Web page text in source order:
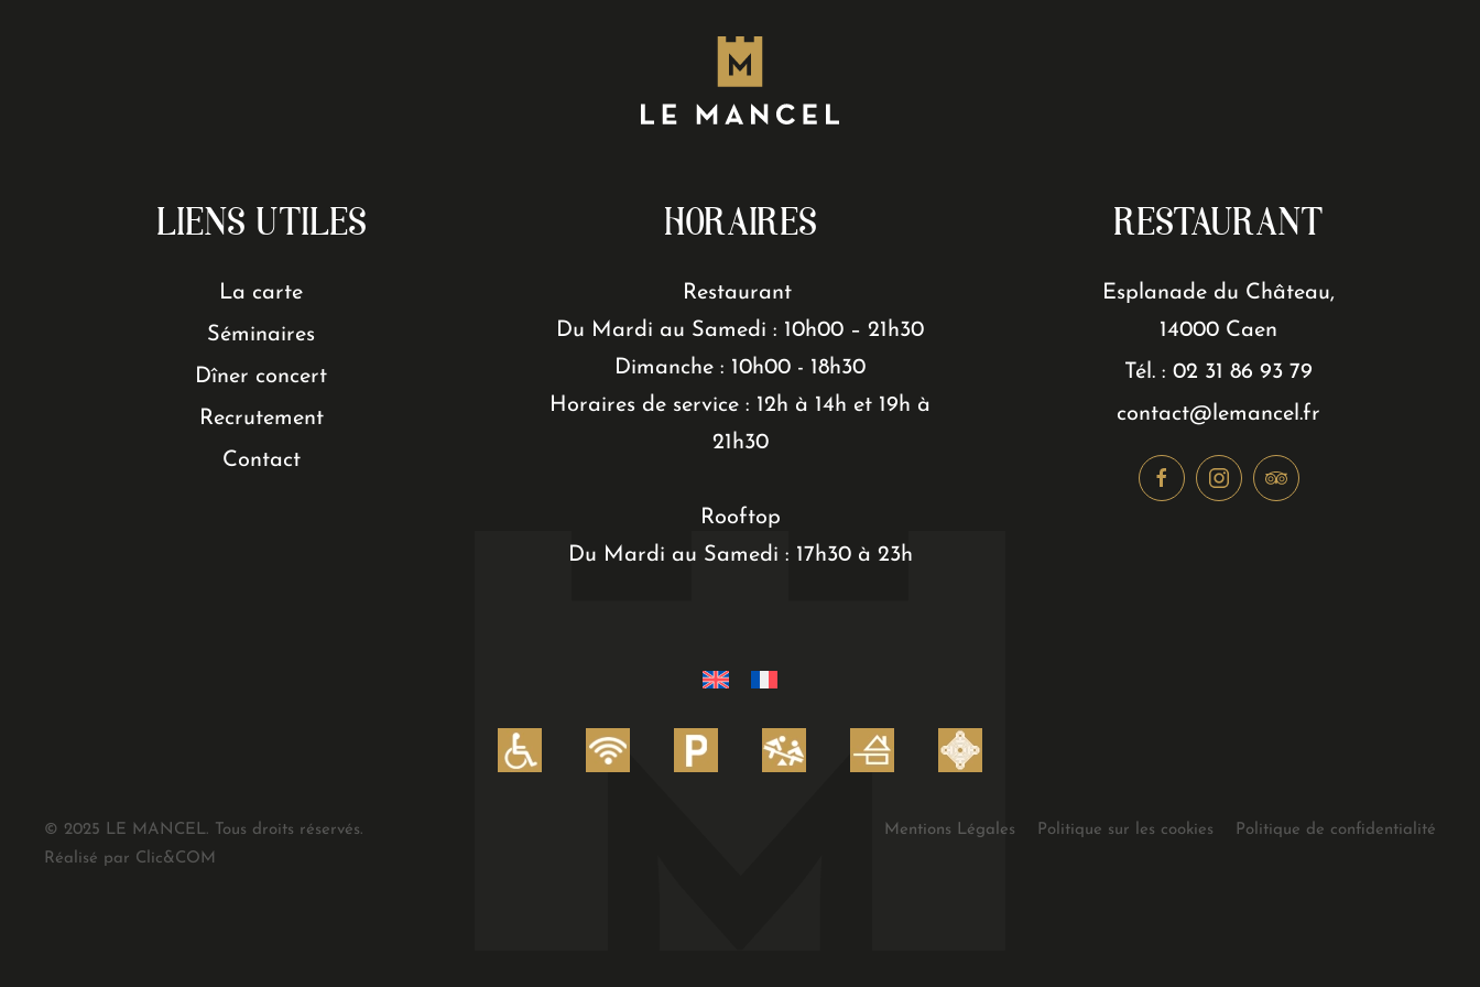
LIENS UTILES
La carte
Séminaires
Dîner concert
Recrutement
Contact
HORAIRES
Restaurant
Du Mardi au Samedi : 10h00 – 21h30
Dimanche : 10h00 - 18h30
Horaires de service : 12h à 14h et 19h à
21h30
Rooftop
Du Mardi au Samedi : 17h30 à 23h
RESTAURANT
Esplanade du Château,
14000 Caen
Tél. : 02 31 86 93 79
contact@lemancel.fr
© 2025 LE MANCEL. Tous droits réservés.
Réalisé par Clic&COM
Mentions Légales Politique sur les cookies Politique de confidentialité